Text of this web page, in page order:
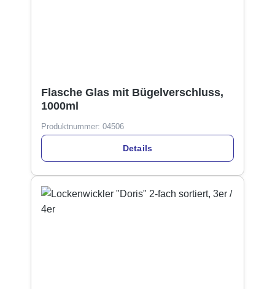
Flasche Glas mit Bügelverschluss,
1000ml
Produktnummer: 04506
Details